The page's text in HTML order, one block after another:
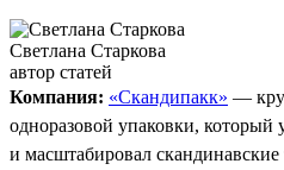
Светлана Старкова
автор статей
Компания: «Скандипакк» —
одноразовой упаковки, который
и масштабировал скандинавские